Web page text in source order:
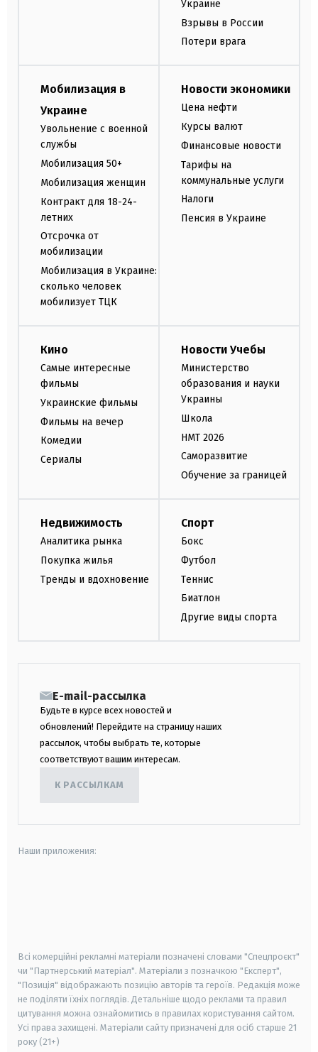
Украине
Взрывы в России
Потери врага
Мобилизация в
Украине
Увольнение с военной
службы
Мобилизация 50+
Мобилизация женщин
Контракт для 18-24-
летних
Отсрочка от
мобилизации
Мобилизация в Украине:
сколько человек
мобилизует ТЦК
Новости экономики
Цена нефти
Курсы валют
Финансовые новости
Тарифы на
коммунальные услуги
Налоги
Пенсия в Украине
Кино
Самые интересные
фильмы
Украинские фильмы
Фильмы на вечер
Комедии
Сериалы
Новости Учебы
Министерство
образования и науки
Украины
Школа
НМТ 2026
Саморазвитие
Обучение за границей
Недвижимость
Аналитика рынка
Покупка жилья
Тренды и вдохновение
Спорт
Бокс
Футбол
Теннис
Биатлон
Другие виды спорта
E-mail-рассылка
Будьте в курсе всех новостей и
обновлений! Перейдите на страницу наших
рассылок, чтобы выбрать те, которые
соответствуют вашим интересам.
К РАССЫЛКАМ
Наши приложения:
Всі комерційні рекламні матеріали позначені словами "Спецпроєкт"
чи "Партнерський матеріал". Матеріали з позначкою "Експерт",
"Позиція" відображають позицію авторів та героїв. Редакція може
не поділяти їхніх поглядів. Детальніше щодо реклами та правил
цитування можна ознайомитись в правилах користування сайтом.
Усі права захищені. Матеріали сайту призначені для осіб старше 21
року (21+)